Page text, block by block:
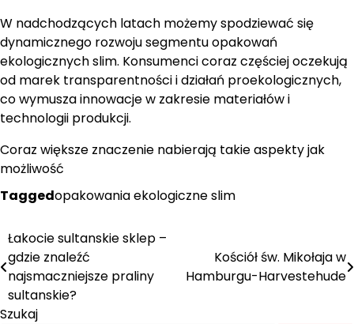
W nadchodzących latach możemy spodziewać się
dynamicznego rozwoju segmentu opakowań
ekologicznych slim. Konsumenci coraz częściej oczekują
od marek transparentności i działań proekologicznych,
co wymusza innowacje w zakresie materiałów i
technologii produkcji.
Coraz większe znaczenie nabierają takie aspekty jak
możliwość
Taggedopakowania ekologiczne slim
Nawigacja
wpisu
Łakocie sultanskie sklep –
gdzie znaleźć
najsmaczniejsze praliny
sultanskie?
Kościół św. Mikołaja w
Hamburgu-Harvestehude
Szukaj